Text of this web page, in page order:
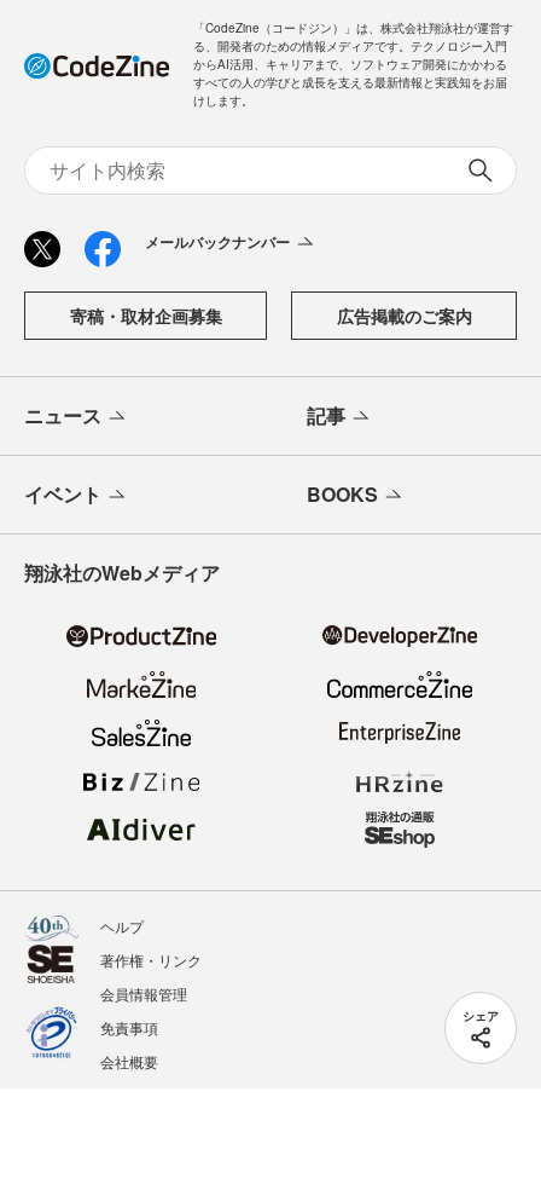
シェア
「CodeZine（コードジン）」は、株式会社翔泳社が運営す
る、開発者のための情報メディアです。テクノロジー入門
からAI活用、キャリアまで、ソフトウェア開発にかかわる
すべての人の学びと成長を支える最新情報と実践知をお届
けします。
メールバックナンバー
寄稿・取材企画募集 広告掲載のご案内
ニュース 記事
イベント BOOKS
翔泳社のWebメディア
ヘルプ
著作権・リンク
会員情報管理
免責事項
会社概要